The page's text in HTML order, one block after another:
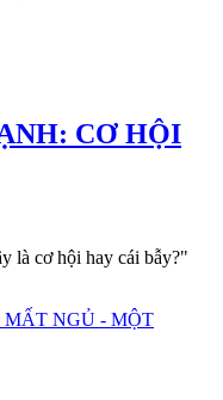
CƠ HỘI
là cơ hội hay cái bẫy?"